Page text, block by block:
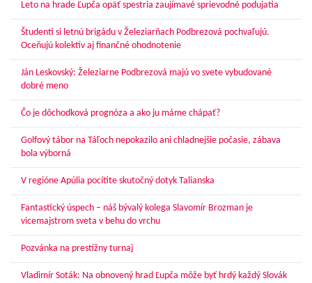
Leto na hrade Ľupča opäť spestria zaujímavé sprievodné podujatia
Študenti si letnú brigádu v Železiarňach Podbrezová pochvaľujú.
Oceňujú kolektív aj finančné ohodnotenie
Ján Leskovský: Železiarne Podbrezová majú vo svete vybudované
dobré meno
Čo je dôchodková prognóza a ako ju máme chápať?
Golfový tábor na Táľoch nepokazilo ani chladnejšie počasie, zábava
bola výborná
V regióne Apúlia pocítite skutočný dotyk Talianska
Fantastický úspech – náš bývalý kolega Slavomír Brozman je
vicemajstrom sveta v behu do vrchu
Pozvánka na prestížny turnaj
Vladimír Soták: Na obnovený hrad Ľupča môže byť hrdý každý Slovák